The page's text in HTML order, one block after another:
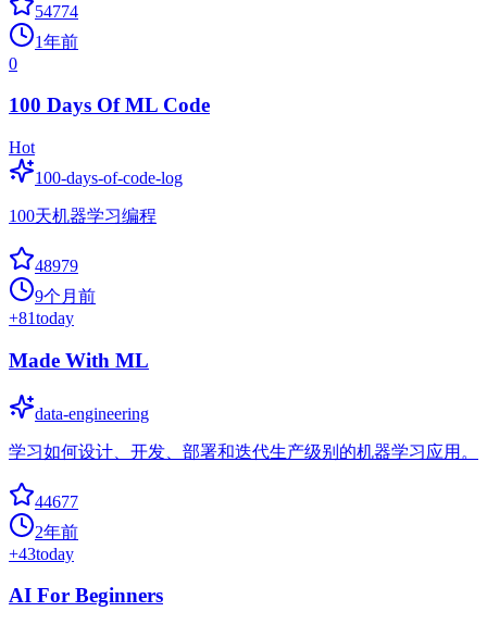
54774
1年前
0
100 Days Of ML Code
Hot
100-days-of-code-log
100天机器学习编程
48979
9个月前
+81today
Made With ML
data-engineering
学习如何设计、开发、部署和迭代生产级别的机器学习应用。
44677
2年前
+43today
AI For Beginners